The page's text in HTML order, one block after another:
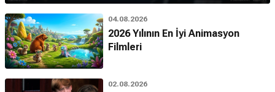
04.08.2026
2026 Yılının En İyi Animasyon
Filmleri
02.08.2026